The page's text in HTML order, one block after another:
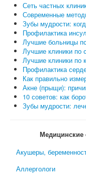
Сеть частных
Современные
Зубы мудрости:
Профилактика
Лучшие больницы
Лучшие клиники по
Лучшие клиники по
Профилактика
Как правильно
Акне (прыщи):
10 советов: как
Зубы мудрости:
Медицинские
Акушеры,
Аллергологи